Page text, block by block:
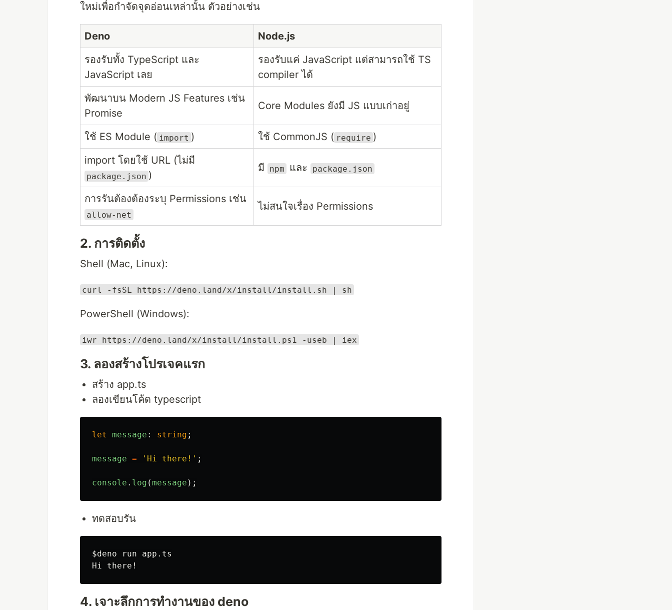
ใหม่เพื่อกำจัดจุดอ่อนเหล่านั้น ตัวอย่างเช่น
Deno
Node.js
รองรับทั้ง TypeScript และ
JavaScript เลย
รองรับแค่ JavaScript แต่สามารถใช้ TS
compiler ได้
พัฒนาบน Modern JS Features เช่น
Promise
Core Modules ยังมี JS แบบเก่าอยู่
ใช้ ES Module ( import ) ใช้ CommonJS ( require )
import โดยใช้ URL (ไม่มี
package.json )
มี npm และ package.json
การรันต้องต้องระบุ Permissions เช่น
allow-net
ไม่สนใจเรื่อง Permissions
2. การติดตั้ง
Shell (Mac, Linux):
curl -fsSL https://deno.land/x/install/install.sh | sh
PowerShell (Windows):
iwr https://deno.land/x/install/install.ps1 -useb | iex
3. ลองสร้างโปรเจคแรก
สร้าง app.ts
ลองเขียนโค้ด typescript
let message : string ;
message = ' Hi there! ' ;
console . log (message );
ทดสอบรัน
$deno run app.ts
4. เจาะลึกการทำงานของ deno